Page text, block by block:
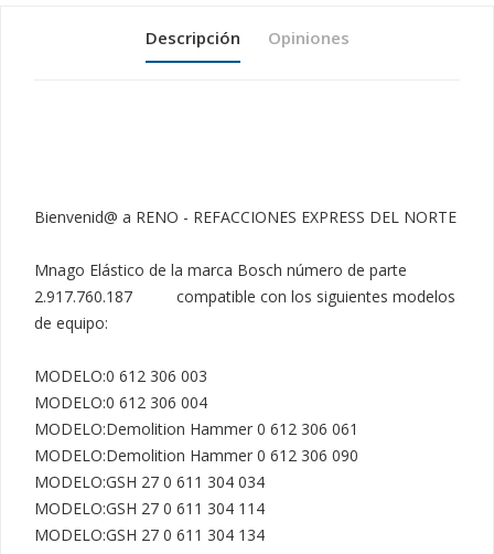
Descripción Opiniones
Bienvenid@ a RENO - REFACCIONES EXPRESS DEL NORTE
Mnago Elástico de la marca Bosch número de parte
2.917.760.187          compatible con los siguientes modelos
de equipo:
MODELO:0 612 306 003
MODELO:0 612 306 004
MODELO:Demolition Hammer 0 612 306 061
MODELO:Demolition Hammer 0 612 306 090
MODELO:GSH 27 0 611 304 034
MODELO:GSH 27 0 611 304 114
MODELO:GSH 27 0 611 304 134